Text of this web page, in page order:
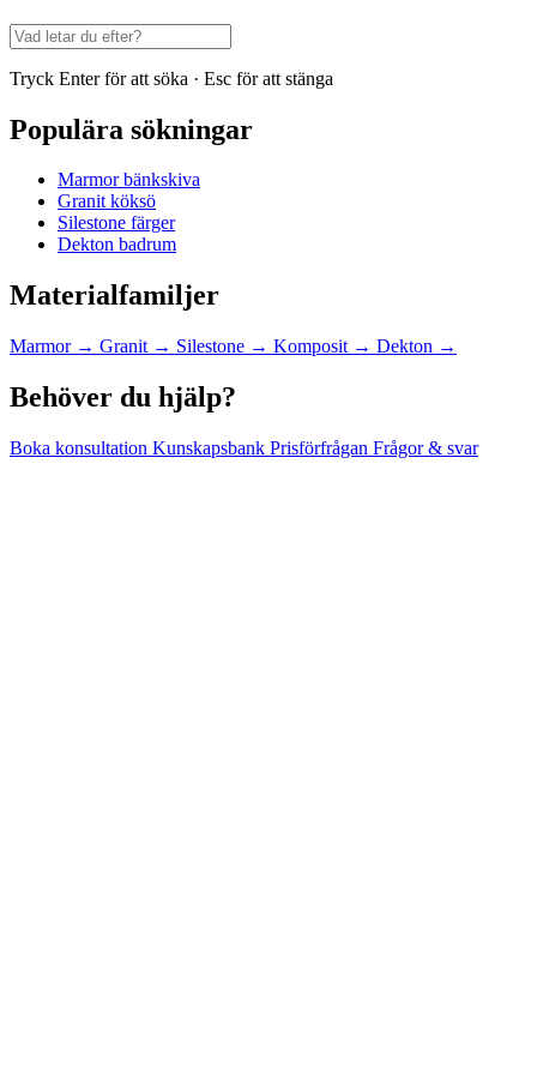
Tryck Enter för att söka · Esc för att stänga
Populära sökningar
Marmor bänkskiva
Granit köksö
Silestone färger
Dekton badrum
Materialfamiljer
Marmor → Granit → Silestone → Komposit → Dekton →
Behöver du hjälp?
Boka konsultation Kunskapsbank Prisförfrågan Frågor & svar